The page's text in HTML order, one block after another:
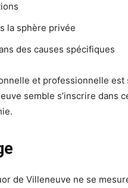
la sphère privée
des causes spécifiques
et professionnelle
semble s’inscrire dans
de Villeneuve ne se